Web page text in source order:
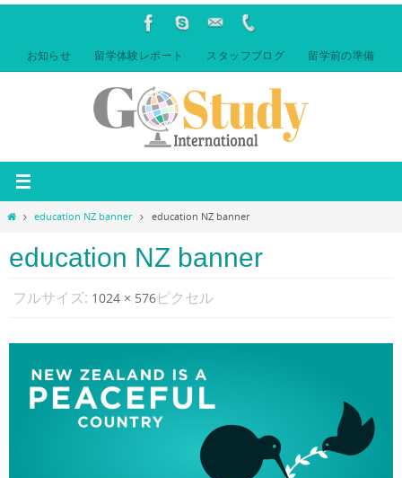
ン
キ
プ
お知らせ 留学体験レポート スタッフブログ 留学前の準備
ホ
education NZ banner education NZ banner
education NZ banner
フルサイズ: 1024 × 576ピクセル